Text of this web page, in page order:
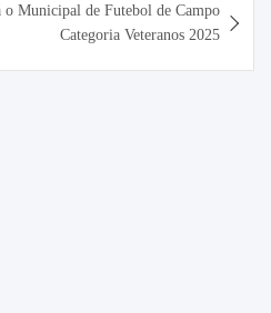
o Municipal de Futebol de Campo
Categoria Veteranos 2025